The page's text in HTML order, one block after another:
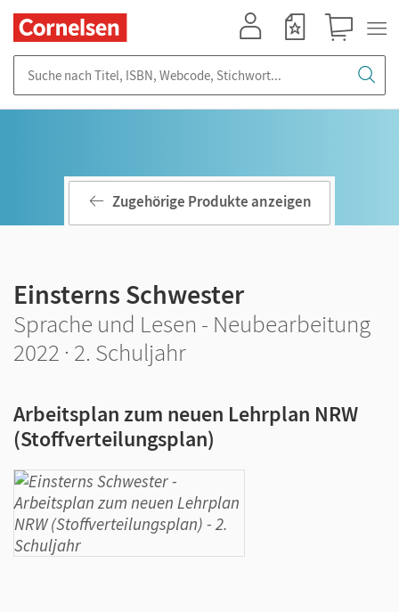
Zugehörige Produkte anzeigen
Einsterns Schwester
Sprache und Lesen - Neubearbeitung
2022 · 2. Schuljahr
Arbeitsplan zum neuen Lehrplan NRW
(Stoffverteilungsplan)